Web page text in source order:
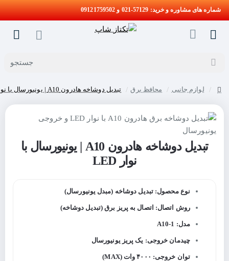
شماره های مشاوره و خرید: 57129-021 و 09121759502
جستجو
لوازم جانبی محافظ برق تبدیل دوشاخه هادرون A10 | یونیورسال با نوار LED
تبدیل دوشاخه هادرون A10 | یونیورسال با
نوار LED
نوع محصول: تبدیل دوشاخه (مبدل یونیورسال)
روش اتصال: اتصال به پریز برق (تبدیل دوشاخه)
مدل: A10-1
چیدمان خروجی: یک پریز یونیورسال
توان خروجی: ۴۰۰۰ وات (MAX)